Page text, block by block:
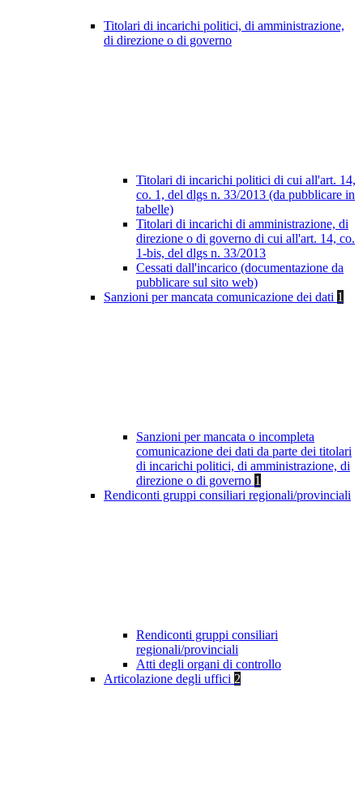
Titolari di incarichi politici, di amministrazione,
di direzione o di governo
Titolari di incarichi politici di cui all'art. 14,
co. 1, del dlgs n. 33/2013 (da pubblicare in
tabelle)
Titolari di incarichi di amministrazione, di
direzione o di governo di cui all'art. 14, co.
1-bis, del dlgs n. 33/2013
Cessati dall'incarico (documentazione da
pubblicare sul sito web)
Sanzioni per mancata comunicazione dei dati 1
Sanzioni per mancata o incompleta
comunicazione dei dati da parte dei titolari
di incarichi politici, di amministrazione, di
direzione o di governo 1
Rendiconti gruppi consiliari regionali/provinciali
Rendiconti gruppi consiliari
regionali/provinciali
Atti degli organi di controllo
Articolazione degli uffici 2